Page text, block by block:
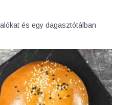
és egy dagasztótálban